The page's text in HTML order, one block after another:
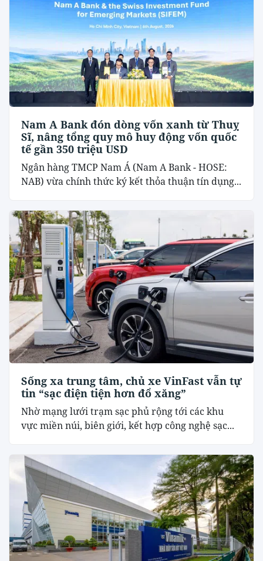
Nam A Bank đón dòng vốn xanh từ Thuỵ
Sĩ, nâng tổng quy mô huy động vốn quốc
tế gần 350 triệu USD
Ngân hàng TMCP Nam Á (Nam A Bank - HOSE:
NAB) vừa chính thức ký kết thỏa thuận tín dụng...
Sống xa trung tâm, chủ xe VinFast vẫn tự
tin “sạc điện tiện hơn đổ xăng”
Nhờ mạng lưới trạm sạc phủ rộng tới các khu
vực miền núi, biên giới, kết hợp công nghệ sạc...